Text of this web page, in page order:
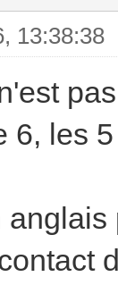
13:38:38
6, les